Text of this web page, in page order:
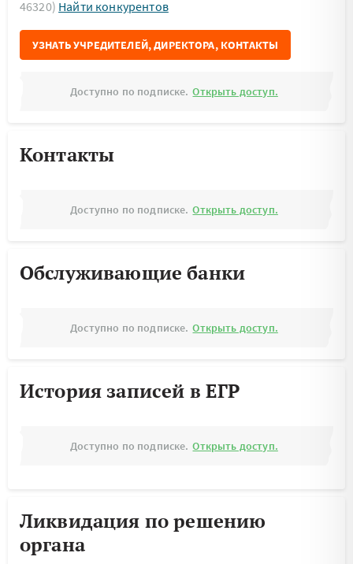
46320) Найти конкурентов
УЗНАТЬ УЧРЕДИТЕЛЕЙ, ДИРЕКТОРА, КОНТАКТЫ
Доступно по подписке. Открыть доступ.
Контакты
Доступно по подписке. Открыть доступ.
Обслуживающие банки
Доступно по подписке. Открыть доступ.
История записей в ЕГР
Доступно по подписке. Открыть доступ.
Ликвидация по решению
органа